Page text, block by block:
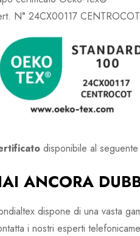
N° 24CX00117 CENTROCOT
disponibile al seguente
ANCORA
dispone di una vasta
i nostri esperti